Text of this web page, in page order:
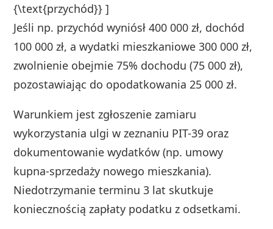
{\text{przychód}} ]
Jeśli np. przychód wyniósł 400 000 zł, dochód
100 000 zł, a wydatki mieszkaniowe 300 000 zł,
zwolnienie obejmie 75% dochodu (75 000 zł),
pozostawiając do opodatkowania 25 000 zł.
Warunkiem jest zgłoszenie zamiaru
wykorzystania ulgi w zeznaniu PIT-39 oraz
dokumentowanie wydatków (np. umowy
kupna-sprzedaży nowego mieszkania).
Niedotrzymanie terminu 3 lat skutkuje
koniecznością zapłaty podatku z odsetkami.